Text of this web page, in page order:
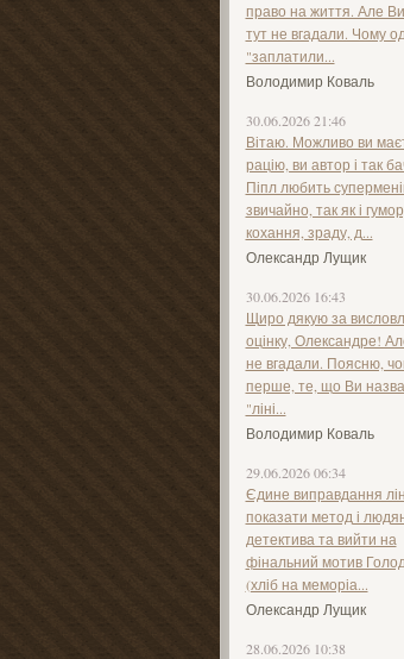
право на життя. Але
тут не вгадали. Чому
"заплатили...
Володимир Коваль
30.06.2026 21:46
Вітаю. Можливо ви
рацію, ви автор і так
Піпл любить
звичайно, так як і гумор,
кохання, зраду, д...
Олександр Лущик
30.06.2026 16:43
Щиро дякую за
оцінку, Олександре!
не вгадали. Поясню,
перше, те, що Ви
"ліні...
Володимир Коваль
29.06.2026 06:34
Єдине виправдання
показати метод і
детектива та вийти на
фінальний мотив
(хліб на меморіа...
Олександр Лущик
28.06.2026 10:38